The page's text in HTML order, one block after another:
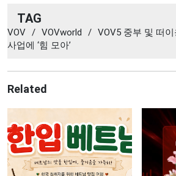
TAG
VOV / VOVworld / VOV5 중부 및 떠
사업에 ‘힘 모아’
Related